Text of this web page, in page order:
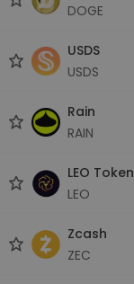
DOGE
USDS
USDS
Rain
RAIN
LEO Token
LEO
Zcash
ZEC